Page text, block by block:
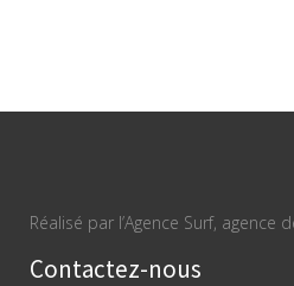
Réalisé par l’Agence Surf, agence
Contactez-nous